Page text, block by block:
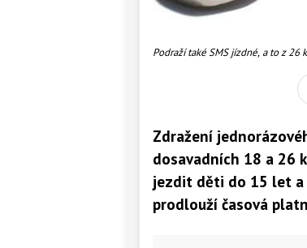
Podraží také SMS jízdné, a to z 26
Zdražení
dosavadních 18 a 26
jezdit děti do 15 let a
prodlouží časová